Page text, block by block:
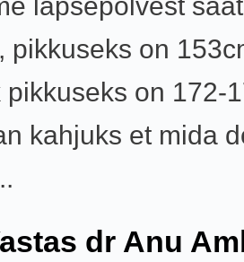
lapsepõlvest
pikkuseks on
pikkuseks on 172-
kahjuks et mida
dr Anu